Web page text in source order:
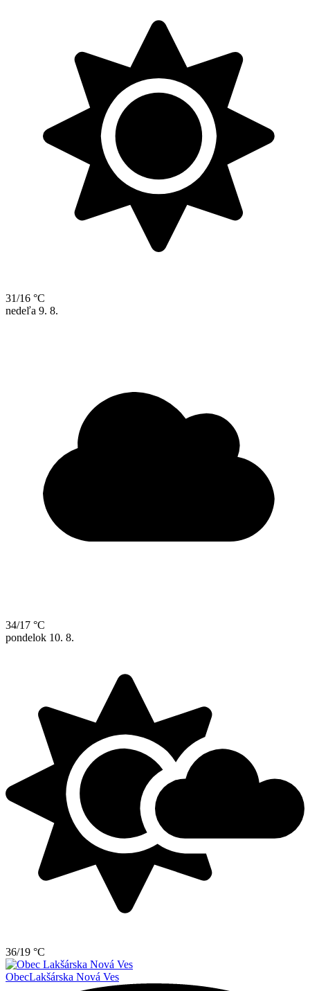
31/16 °C
nedeľa 9. 8.
34/17 °C
pondelok 10. 8.
36/19 °C
ObecLakšárska Nová Ves